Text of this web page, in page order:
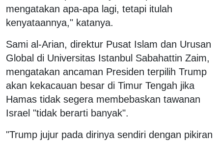
mengatakan apa-apa lagi, tetapi itulah
kenyataannya," katanya.
Sami al-Arian, direktur Pusat Islam dan Urusan
Global di Universitas Istanbul Sabahattin Zaim,
mengatakan ancaman Presiden terpilih Trump
akan kekacauan besar di Timur Tengah jika
Hamas tidak segera membebaskan tawanan
Israel "tidak berarti banyak".
"Trump jujur ​​pada dirinya sendiri dengan pikiran